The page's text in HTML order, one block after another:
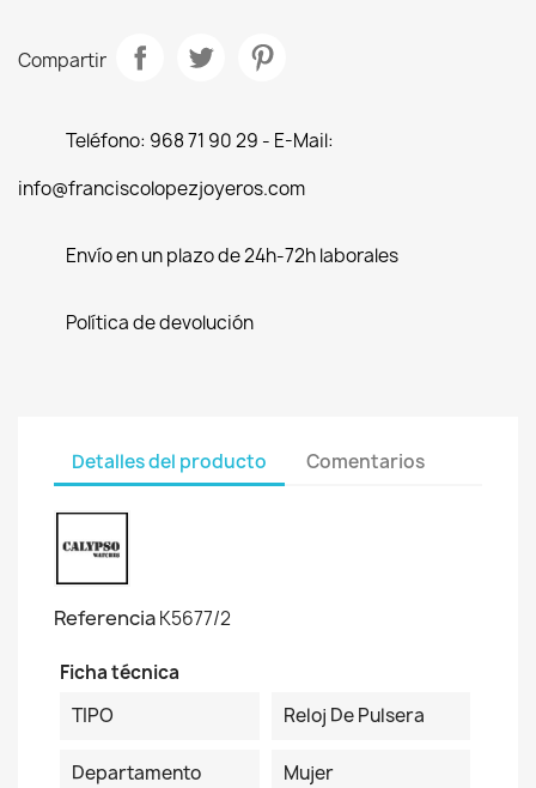
Compartir
Teléfono: 968 71 90 29 - E-Mail:
info@franciscolopezjoyeros.com
Envío en un plazo de 24h-72h laborales
Política de devolución
Detalles del producto Comentarios
ReferenciaK5677/2
Ficha técnica
TIPO
Reloj De Pulsera
Departamento Mujer